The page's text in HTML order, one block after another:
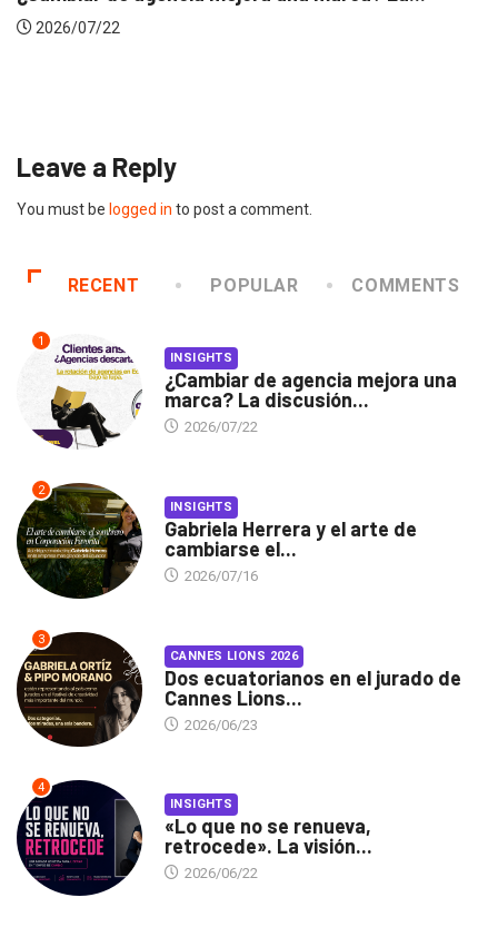
Leave a Reply
You must be logged in to post a comment.
RECENT POPULAR COMMENTS
1
INSIGHTS
¿Cambiar de agencia mejora una
marca? La discusión...
2026/07/22
2
INSIGHTS
Gabriela Herrera y el arte de
cambiarse el...
2026/07/16
3
CANNES LIONS 2026
Dos ecuatorianos en el jurado de
Cannes Lions...
2026/06/23
4
INSIGHTS
«Lo que no se renueva,
retrocede». La visión...
2026/06/22